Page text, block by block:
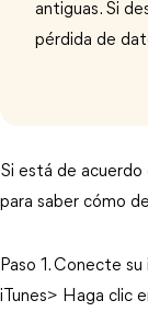
antiguas. Si
pérdida de
Si está de acuerdo
para saber cómo
Paso 1. Conecte
iTunes> Haga clic